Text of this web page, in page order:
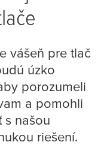
vášeň pre tlač
úzko
porozumeli
a pomohli
s našou
riešení.